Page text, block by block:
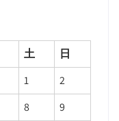
土
日
1
2
8
9